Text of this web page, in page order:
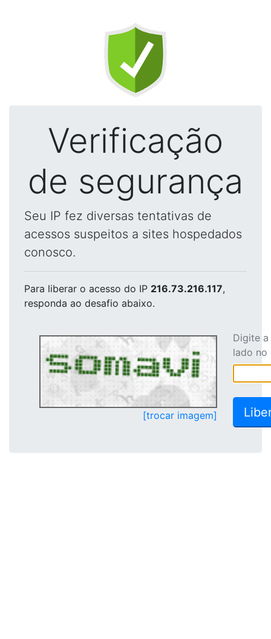
Verificação
de segurança
Seu IP fez diversas tentativas de
acessos suspeitos a sites hospedados
conosco.
Para liberar o acesso do IP 216.73.216.117,
responda ao desafio abaixo.
[trocar imagem]
Digite
lado no